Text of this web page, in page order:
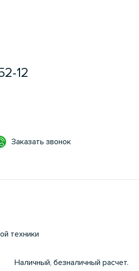
12
Заказать звонок
техники
Наличный, безналичный расчет.